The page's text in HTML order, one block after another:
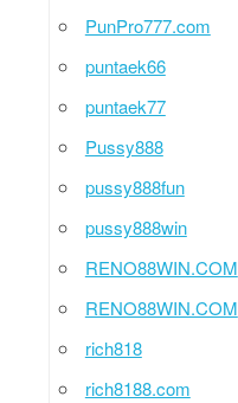
PunPro777.com
puntaek66
puntaek77
Pussy888
pussy888fun
pussy888win
RENO88WIN.COM
RENO88WIN.COM
rich818
rich8188.com